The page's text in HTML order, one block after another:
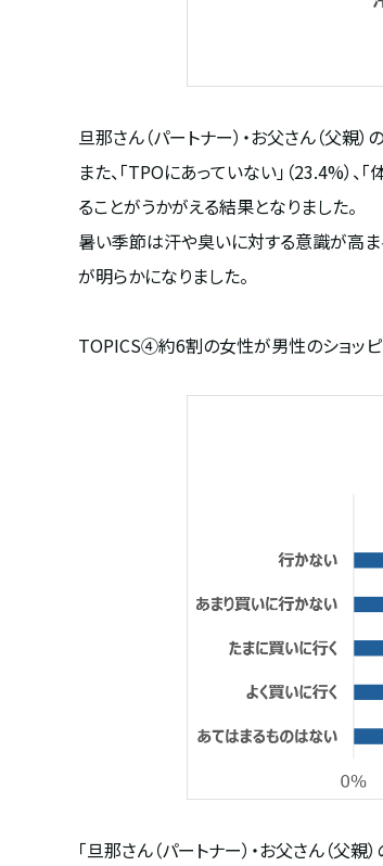
旦那さん（パートナー）・お父さん（父親
また、「TPOにあっていない」（23.4%）、
ることがうかがえる結果となりました。
暑い季節は汗や臭いに対する意識が高
が明らかになりました。
TOPICS④約6割の女性が男性のショッ
「旦那さん（パートナー）・お父さん（父